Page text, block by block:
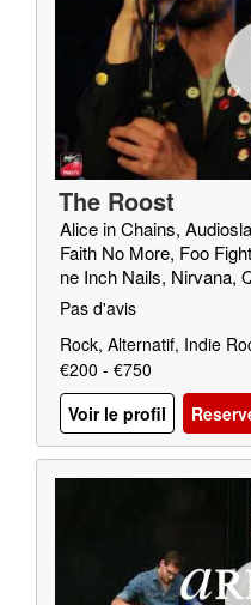
The Roost
Alice in Chains,
Faith No More, Foo
ne Inch Nails, Nirvana,
chine, Red Fang, Royal
Pas d'avis
Rock, Alternatif, Indie
€200 - €750
Voir le profil